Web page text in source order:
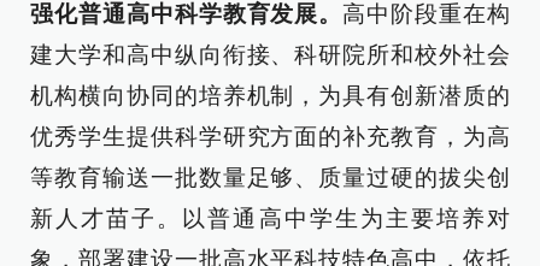
强化普通高中科学教育发展。高中阶段重在构
建大学和高中纵向衔接、科研院所和校外社会
机构横向协同的培养机制，为具有创新潜质的
优秀学生提供科学研究方面的补充教育，为高
等教育输送一批数量足够、质量过硬的拔尖创
新人才苗子。以普通高中学生为主要培养对
象，部署建设一批高水平科技特色高中，依托